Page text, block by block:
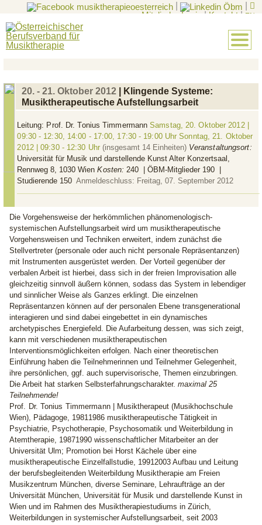
Mitglieder-Login
| Kontakt | EN
20. - 21. Oktober 2012 | Klingende Systeme:
Musiktherapeutische Aufstellungsarbeit
Leitung: Prof. Dr. Tonius Timmermann Samstag, 20. Oktober 2012 |
09:30 - 12:30, 14:00 - 17:00, 17:30 - 19:00 Uhr Sonntag, 21. Oktober
2012 | 09:30 - 12:30 Uhr (insgesamt 14 Einheiten) Veranstaltungsort:
Universität für Musik und darstellende Kunst Alter Konzertsaal,
Rennweg 8, 1030 WienKosten: 240  | ÖBM-Mitglieder 190  |
Studierende 150 Anmeldeschluss: Freitag, 07. September 2012
Die Vorgehensweise der herkömmlichen phänomenologisch-
systemischen Aufstellungsarbeit wird um musiktherapeutische
Vorgehensweisen und Techniken erweitert, indem zunächst die
Stellvertreter (personale oder auch nicht personale Repräsentanzen)
mit Instrumenten ausgerüstet werden. Der Vorteil gegenüber der
verbalen Arbeit ist hierbei, dass sich in der freien Improvisation alle
gleichzeitig sinnvoll äußern können, sodass das System in lebendiger
und sinnlicher Weise als Ganzes erklingt. Die einzelnen
Repräsentanzen können auf der personalen Ebene transgenerational
interagieren und sind dabei eingebettet in ein dynamisches
archetypisches Energiefeld. Die Aufarbeitung dessen, was sich zeigt,
kann mit verschiedenen musiktherapeutischen
Interventionsmöglichkeiten erfolgen. Nach einer theoretischen
Einführung haben die Teilnehmerinnen und Teilnehmer Gelegenheit,
ihre persönlichen, ggf. auch supervisorische, Themen einzubringen.
Die Arbeit hat starken Selbsterfahrungscharakter. maximal 25
Teilnehmende!
Prof. Dr. Tonius Timmermann |
Musiktherapeut (Musikhochschule
Wien), Pädagoge, 19811986 musiktherapeutische Tätigkeit in
Psychiatrie, Psychotherapie, Psychosomatik und Weiterbildung in
Atemtherapie, 19871990 wissenschaftlicher Mitarbeiter an der
Universität Ulm; Promotion bei Horst Kächele über eine
musiktherapeutische Einzelfallstudie, 19912003 Aufbau und Leitung
der berufsbegleitenden Weiterbildung Musiktherapie am Freien
Musikzentrum München, diverse Seminare, Lehraufträge an der
Universität München, Universität für Musik und darstellende Kunst in
Wien und im Rahmen des Musiktherapiestudiums in Zürich,
Weiterbildungen in systemischer Aufstellungsarbeit, seit 2003